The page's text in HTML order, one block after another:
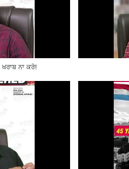
ਖਰਾਬ ਨਾ ਕਰੋ!